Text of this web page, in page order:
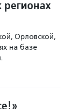
регионах
Орловской,
на базе